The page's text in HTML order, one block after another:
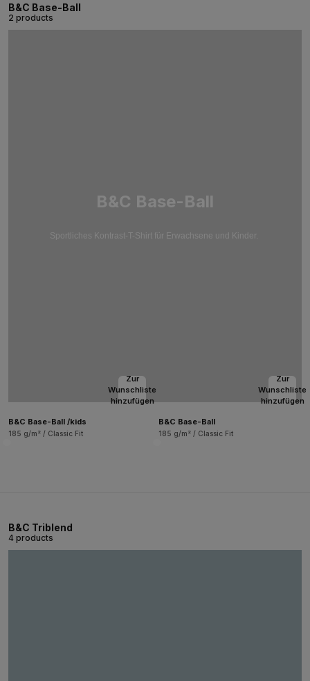
B&C Base-Ball
2 products
B&C Base-Ball
Sportliches Kontrast-T-Shirt für Erwachsene und Kinder.
Zur
Wunschliste
hinzufügen
B&C Base-Ball /kids
185 g/m² / Classic Fit
Zur
Wunschliste
hinzufügen
B&C Base-Ball
185 g/m² / Classic Fit
B&C Triblend
4 products